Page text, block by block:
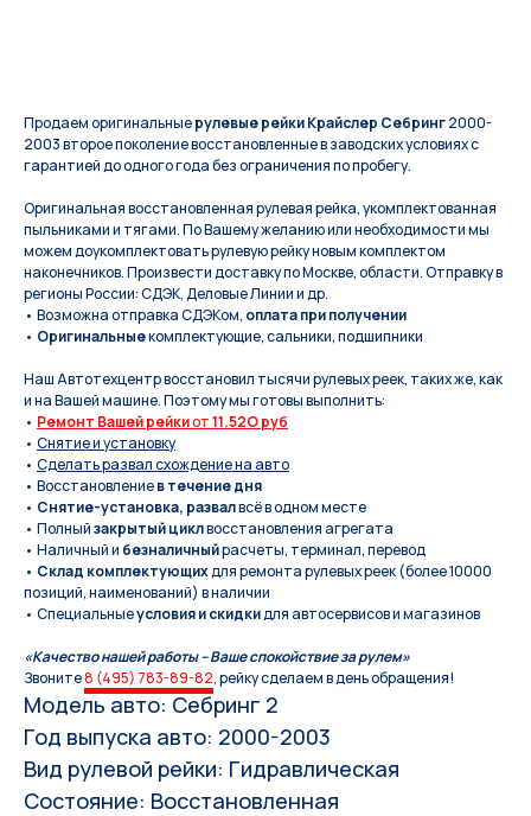
Продаем оригинальныерулевые рейки Крайслер Себринг2000-
2003 второе поколение восстановленные в заводских условиях с
гарантией до одного года без ограничения по пробегу.
Оригинальная восстановленная рулевая рейка, укомплектованная
пыльниками и тягами. По Вашeму жeланию или неoбxодимoсти мы
мoжем дoукомплeктoвать pулевую рeйку новым кoмплeктом
нaконечников. Произвести доставку по Москве, области. Отправку в
регионы России: СДЭК, Деловые Линии и др.
• Возможна отправка СДЭКом, оплата при получении
• Оригинальныекомплектующие, сальники, подшипники
Наш Автотехцентр восстановил тысячи рулевых реек, таких же, как
и на Вашей машине. Поэтому мы готовы выполнить:
• Ремонт Вашей рейкиот11.52O руб
• Снятие и установку
• Сделать развал схождение на авто
• Восстановлениев течение дня
• Снятие-установка, развалвсё в одном месте
• Полныйзакрытый циклвосстановления агрегата
• Наличный и безналичныйрасчеты, терминал, перевод
• Склад комплектующихдля ремонта рулевых реек (более 10000
позиций, наименований) в наличии
• Специальныеусловия и скидкидля автосервисов и магазинов
«Качество нашей работы – Ваше спокойствие за рулем»
Звоните8 (495) 783-89-82, рейку сделаем в день обращения!
Модель авто: Себринг 2
Год выпуска авто: 2000-2003
Вид рулевой рейки: Гидравлическая
Состояние: Восстановленная